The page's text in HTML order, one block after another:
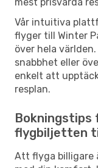
Vår intuitiva
flyger till Winter
över hela
snabbhet eller
enkelt att
resplan.
flygbiljetten
Att flyga billigare